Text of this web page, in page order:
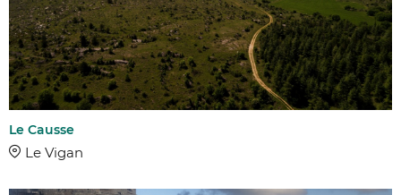
Le Causse
Le Vigan